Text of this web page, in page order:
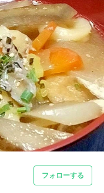
フォローする